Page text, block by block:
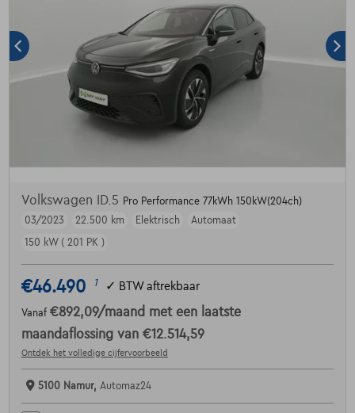
Volkswagen ID.5 Pro Performance 77kWh 150kW(204ch)
03/2023
22.500 km Elektrisch
Automaat
150 kW ( 201 PK )
€46.490 1 ✓ BTW aftrekbaar
Vanaf €892,09/maand met een laatste
maandaflossing van €12.514,59
Ontdek het volledige cijfervoorbeeld
5100 Namur, Automaz24